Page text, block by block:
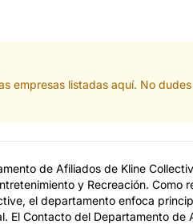
empresas listadas aquí. No
de Afiliados de Kline
y Recreación. Como
el departamento enfoca
El Contacto del Departamento de